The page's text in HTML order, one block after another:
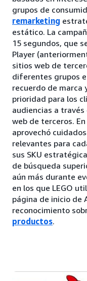
grupos de
remarketing
estático. La
15 segundos, que
Player
sitios web de
diferentes grupos
recuerdo de marca
prioridad para los
audiencias a
web de terceros.
aprovechó
relevantes para
sus SKU
de búsqueda
aún más durante
en los que LEGO
página de inicio de
reconocimiento
productos.